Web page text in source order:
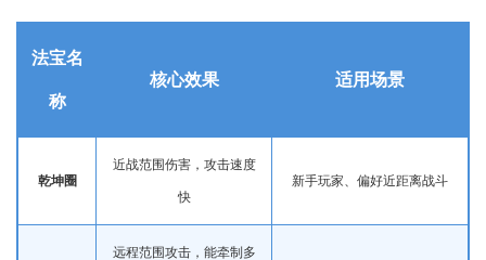
法宝名
称
核心效果 适用场景
乾坤圈
近战范围伤害，攻击速度
快
新手玩家、偏好近距离战斗
远程范围攻击，能牵制多